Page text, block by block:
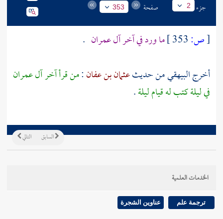
جزء 2 صفحة 353
[ص: ما ورد في آخر آل عمران .
أخرجالبيهقيمن حديثعثمان بن عفان:من قرأ آخر آل عمران
في ليلة كتب له قيام ليلة.
التالي السابق
الخدمات العلمية
ترجمة علم عناوين الشجرة